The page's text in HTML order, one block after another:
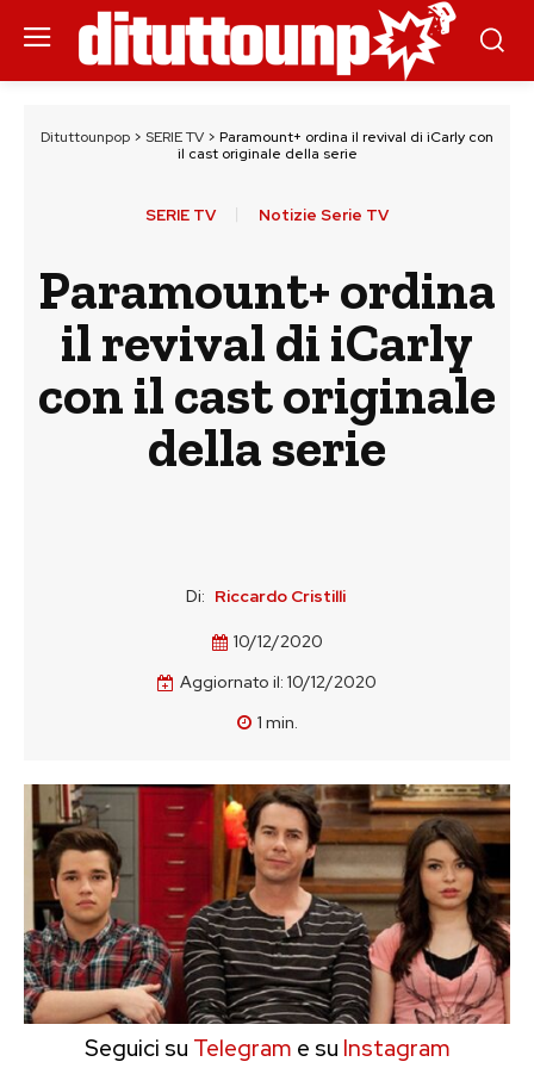
Dituttounpop > SERIE TV > Paramount+ ordina il revival di iCarly con
il cast originale della serie
SERIE TV Notizie Serie TV
Paramount+ ordina
il revival di iCarly
con il cast originale
della serie
Di: Riccardo Cristilli
10/12/2020
Aggiornato il: 10/12/2020
1 min.
Seguici su Telegram e su Instagram